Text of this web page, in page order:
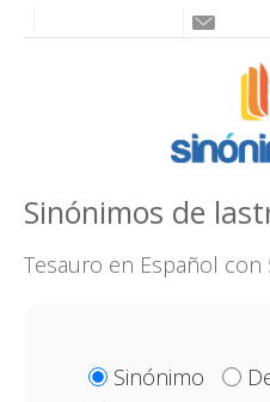
Sinónimos de
Tesauro en Español con
Sinónimo